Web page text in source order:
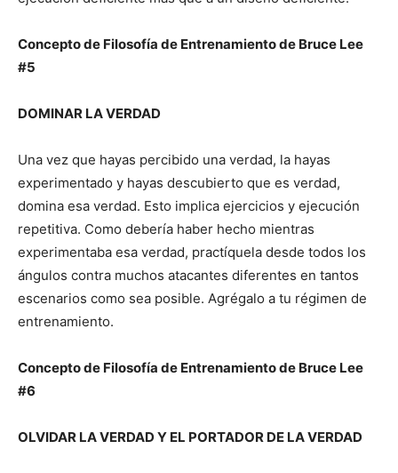
Concepto de Filosofía de Entrenamiento de Bruce Lee
#5
DOMINAR LA VERDAD
Una vez que hayas percibido una verdad, la hayas
experimentado y hayas descubierto que es verdad,
domina esa verdad. Esto implica ejercicios y ejecución
repetitiva. Como debería haber hecho mientras
experimentaba esa verdad, practíquela desde todos los
ángulos contra muchos atacantes diferentes en tantos
escenarios como sea posible. Agrégalo a tu régimen de
entrenamiento.
Concepto de Filosofía de Entrenamiento de Bruce Lee
#6
OLVIDAR LA VERDAD Y EL PORTADOR DE LA VERDAD